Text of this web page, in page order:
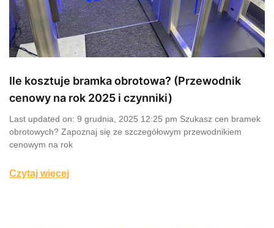
Ile kosztuje bramka obrotowa? (Przewodnik
cenowy na rok 2025 i czynniki)
Last updated on: 9 grudnia, 2025 12:25 pm Szukasz cen bramek
obrotowych? Zapoznaj się ze szczegółowym przewodnikiem
cenowym na rok
Czytaj więcej